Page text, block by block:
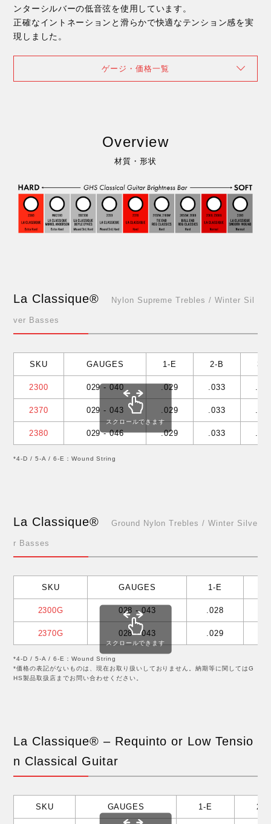
ンターシルバーの低音弦を使用しています。
正確なイントネーションと滑らかで快適なテンション感を実
現しました。
ゲージ・価格一覧
Overview
材質・形状
La Classique® Nylon Supreme Trebles / Winter Sil
ver Basses
SKU GAUGES 1-E 2-B 3-G
2300 029 - 040 .029 .033
2370 029 - 043 .029 .033
2380 029 - 046 .029 .033
*4-D / 5-A / 6-E：Wound String
スクロールできます
La Classique® Ground Nylon Trebles / Winter Silve
r Basses
SKU GAUGES 1-E
2300G 028 - 043 .028
2370G 028 - 043 .029
*4-D / 5-A / 6-E：Wound String
*価格の表記がないものは、現在お取り扱いしておりません。納期等に関してはG
HS製品取扱店までお問い合わせください。
スクロールできます
La Classique® – Requinto or Low Tensio
n Classical Guitar
SKU GAUGES 1-E 2-B